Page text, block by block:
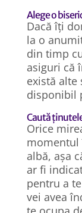
Alege o
Dacă îți
la o
din timp
asiguri că
există alte
disponibil
Caută
Orice
momentul
albă, așa
ar fi
pentru a
vei avea